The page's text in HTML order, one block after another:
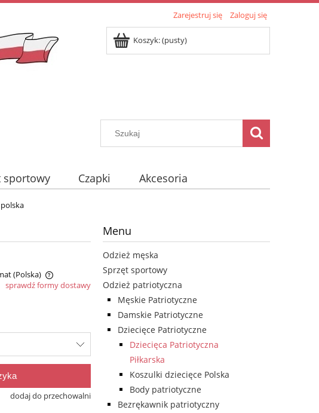
Zarejestruj się Zaloguj się
Koszyk:(pusty)
sportowy Czapki
Akcesoria
(Polska)
sprawdź formy dostawy
dodaj do przechowalni
Menu
Odzież męska
Sprzęt sportowy
Odzież patriotyczna
Męskie Patriotyczne
Damskie Patriotyczne
Dziecięce Patriotyczne
Dziecięca Patriotyczna
Piłkarska
Koszulki dziecięce Polska
Body patriotyczne
Bezrękawnik patriotyczny